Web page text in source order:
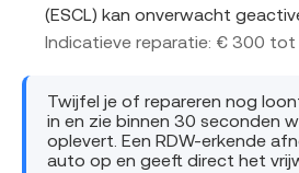
(ESCL) kan onverwacht
Indicatieve reparatie: € 300 tot
Twijfel je of repareren nog
in en zie binnen 30 seconden
oplevert. Een RDW-erkende
auto op en geeft direct het